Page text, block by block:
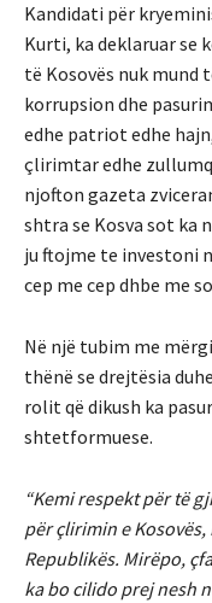
Kandidati për
Kurti, ka deklaruar
të Kosovës nuk mund
korrupsion dhe
edhe patriot edhe
çlirimtar edhe
njofton gazeta
shtra se Kosva sot ka
ju ftojme te investoni
cep me cep dhbe me
Në një tubim me
thënë se drejtësia
rolit që dikush ka
shtetformuese.
“Kemi respekt për të
për çlirimin e
Republikës. Mirëpo,
ka bo cilido prej nesh